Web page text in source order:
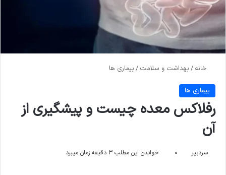
خانه / بهداشت و سلامت / بیماری ها
بیماری ها
رفلاکس معده چیست و پیشگیری از
آن
سردبیر ۰ خواندن این مطلب ۳ دقیقه زمان میبرد